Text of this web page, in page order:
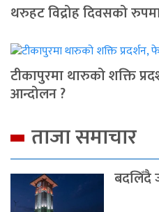
थरुहट विद्रोह दिवसको
टीकापुरमा थारुको शक्ति
आन्दोलन ?
ताजा समाचार
बदलिँदै